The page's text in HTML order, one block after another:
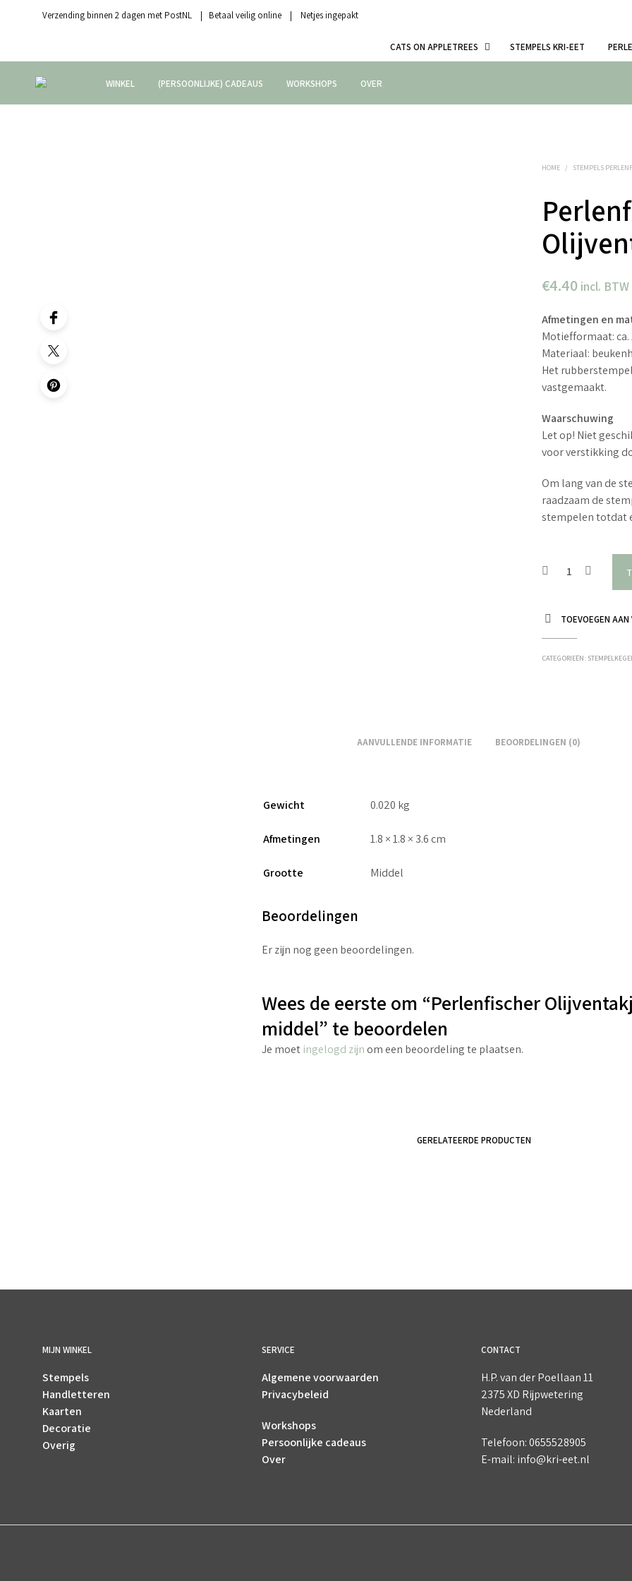
Verzending binnen 2 dagen met PostNL | Betaal veilig online | Netjes ingepakt
CATS ON APPLETREES STEMPELS KRI-EET
WINKEL (PERSOONLIJKE) CADEAUS WORKSHOPS OVER
HOME / STEMPELS
€4.40 incl. BTW
Afmetingen en
Motiefformaat: ca.
Materiaal:
Het
vastgemaakt.
Waarschuwing
Let op! Niet
voor verstikking
Om lang van de
raadzaam de
stempelen totdat
TOEVOEGEN
CATEGORIEËN:
AANVULLENDE INFORMATIE BEOORDELINGEN (0)
Gewicht 0.020 kg
Afmetingen 1.8 × 1.8 × 3.6 cm
Grootte Middel
Beoordelingen
Er zijn nog geen beoordelingen.
Wees de eerste om “Perlenfischer
middel” te beoordelen
Je moet ingelogd zijnom een beoordeling te plaatsen.
GERELATEERDE PRODUCTEN
MIJN WINKEL
Stempels
Handletteren
Kaarten
Decoratie
Overig
SERVICE
Algemene voorwaarden
Privacybeleid
Workshops
Persoonlijke cadeaus
Over
CONTACT
H.P. van der Poellaan 11
2375 XD Rijpwetering
Nederland
Telefoon: 0655528905
E-mail: info@kri-eet.nl